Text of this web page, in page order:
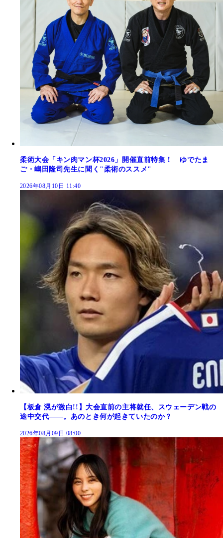
柔術大会「キン肉マン杯2026」開催直前特集！ ゆでたま
ご・嶋田隆司先生に聞く"柔術のススメ"
2026年08月10日 11:40
【板倉 滉が激白!!】大会直前の主将就任、スウェーデン戦の
途中交代――。あのとき何が起きていたのか？
2026年08月09日 08:00